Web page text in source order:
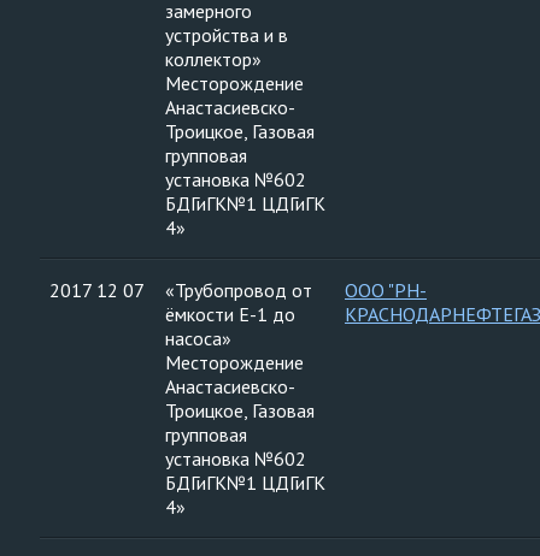
замерного
устройства и в
коллектор»
Месторождение
Анастасиевско-
Троицкое, Газовая
групповая
установка №602
БДГиГК№1 ЦДГиГК
4»
2017 12 07
«Трубопровод от
ёмкости Е-1 до
насоса»
Месторождение
Анастасиевско-
Троицкое, Газовая
групповая
установка №602
БДГиГК№1 ЦДГиГК
4»
ООО "РН-